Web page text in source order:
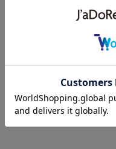
関連タグ
オーガニック シナモン